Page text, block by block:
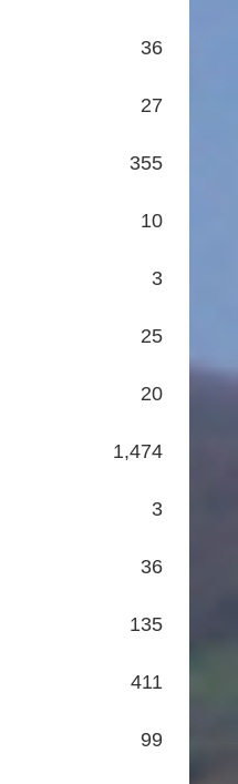
36
27
355
10
3
25
20
1,474
3
36
135
411
99